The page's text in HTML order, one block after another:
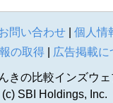
問い合わせ 個人情
の取得 広告掲載に
きの比較インズウェ
(c) SBI Holdings, Inc.